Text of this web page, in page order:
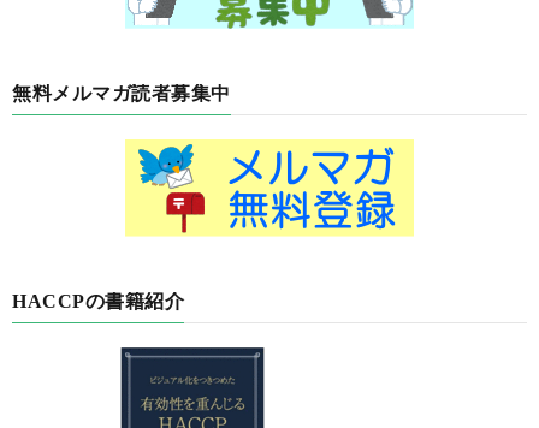
無料メルマガ読者募集中
HACCPの書籍紹介